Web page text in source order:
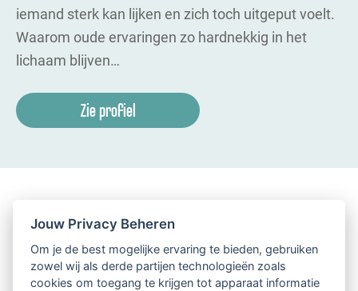
iemand sterk kan lijken en zich toch uitgeput voelt.
Waarom oude ervaringen zo hardnekkig in het
lichaam blijven…
Zie profiel
Jouw Privacy Beheren
Om je de best mogelijke ervaring te bieden, gebruiken
zowel wij als derde partijen technologieën zoals
cookies om toegang te krijgen tot apparaat informatie